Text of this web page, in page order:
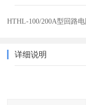
HTHL-100/200A型回路
详细说明